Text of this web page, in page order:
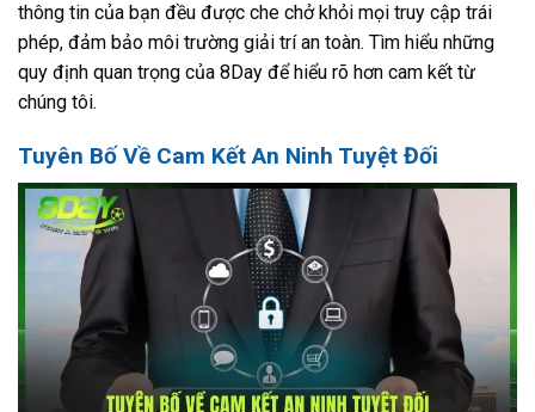
thông tin của bạn đều được che chở khỏi mọi truy cập trái
phép, đảm bảo môi trường giải trí an toàn. Tìm hiểu những
quy định quan trọng của 8Day để hiểu rõ hơn cam kết từ
chúng tôi.
Tuyên Bố Về Cam Kết An Ninh Tuyệt Đối